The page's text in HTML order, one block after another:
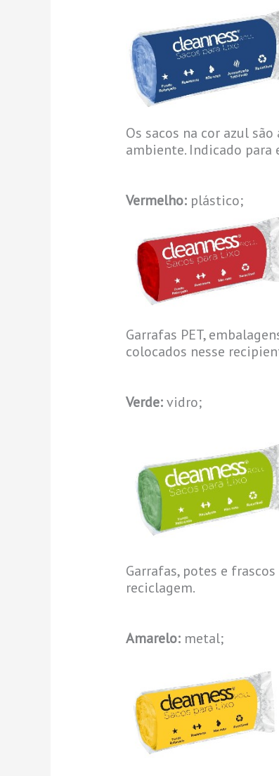
Os sacos na cor azul
ambiente. Indicado
Vermelho:plástico;
Garrafas PET,
colocados nesse
Verde:vidro;
Garrafas, potes e
reciclagem.
Amarelo:metal;